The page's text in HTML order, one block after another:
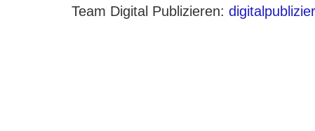
Team Digital Publizieren: